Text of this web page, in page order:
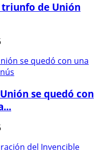
de Unión
se quedó con